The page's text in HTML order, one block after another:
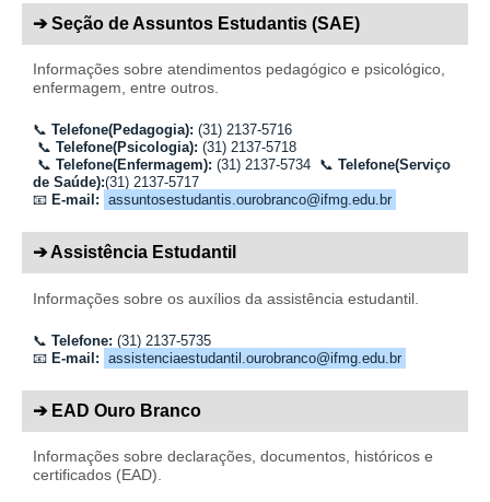
➔ Seção de Assuntos Estudantis (SAE)
Informações sobre atendimentos pedagógico e psicológico,
enfermagem, entre outros.
📞 Telefone(Pedagogia): (31) 2137-5716
📞 Telefone(Psicologia): (31) 2137-5718
📞 Telefone(Enfermagem): (31) 2137-5734 📞 Telefone(Serviço
de Saúde):(31) 2137-5717
📧 E-mail: assuntosestudantis.ourobranco@ifmg.edu.br
➔ Assistência Estudantil
Informações sobre os auxílios da assistência estudantil.
📞 Telefone: (31) 2137-5735
📧 E-mail: assistenciaestudantil.ourobranco@ifmg.edu.br
➔ EAD Ouro Branco
Informações sobre declarações, documentos, históricos e
certificados (EAD).